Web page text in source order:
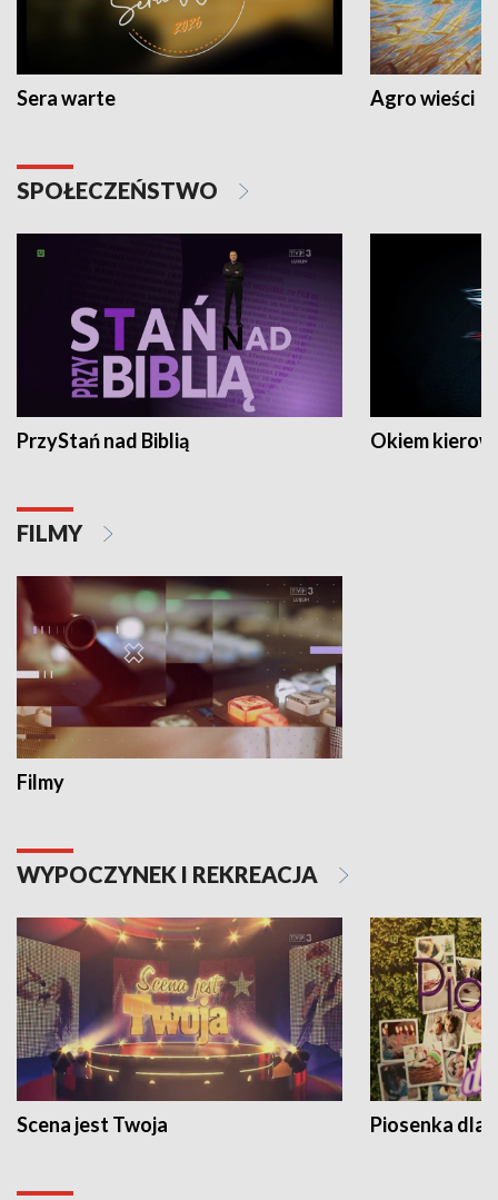
Sera warte Agro wieści
SPOŁECZEŃSTWO
PrzyStań nad Biblią Okiem
FILMY
Filmy
WYPOCZYNEK I REKREACJA
Scena jest Twoja Piosenka dla